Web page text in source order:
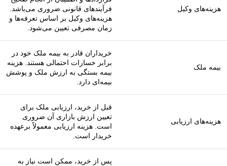
هزینه‌های وکیل
فرآیندهای قانونی ضروری می‌باشد.
هزینه‌های وکیل بر اساس تعرفه‌ها و
زمان مصرفی تعیین می‌شود.
بیمه ملک
خریداران قادر به بیمه ملک خود در
برابر خسارات احتمالی هستند. هزینه
بیمه بستگی به ارزش ملک و پوشش
بیمه‌ای دارد.
هزینه‌های ارزیابی
قبل از خرید، ارزیابی ملک برای
تعیین ارزش بازاری آن ضروری
است. هزینه ارزیابی معمولاً برعهده
خریدار است.
پس از خرید، ممکن است نیاز به